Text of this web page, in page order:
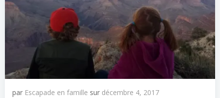
par Escapade en famille sur décembre 4, 2017